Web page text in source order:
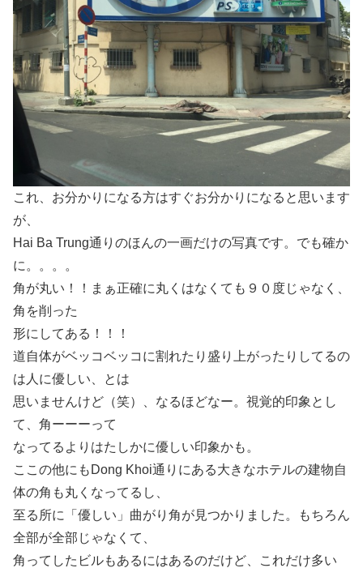
これ、お分かりになる方はすぐお分かりになると思います
が、
Hai Ba Trung通りのほんの一画だけの写真です。でも確か
に。。。。
角が丸い！！まぁ正確に丸くはなくても９０度じゃなく、
角を削った
形にしてある！！！
道自体がベッコベッコに割れたり盛り上がったりしてるの
は人に優しい、とは
思いませんけど（笑）、なるほどなー。視覚的印象とし
て、角ーーーって
なってるよりはたしかに優しい印象かも。
ここの他にもDong Khoi通りにある大きなホテルの建物自
体の角も丸くなってるし、
至る所に「優しい」曲がり角が見つかりました。もちろん
全部が全部じゃなくて、
角ってしたビルもあるにはあるのだけど、これだけ多い